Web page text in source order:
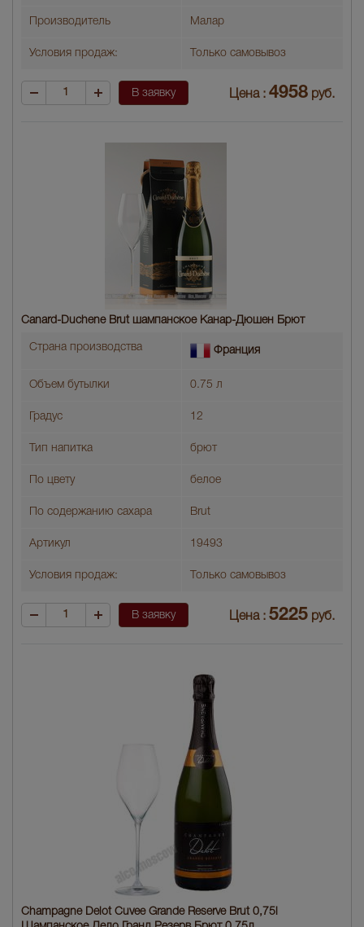
Производитель Малар
Условия продаж: Только самовывоз
В заявку Цена : 4958 руб.
Canard-Duchene Brut шампанское Канар-Дюшен Брют
Страна производства Франция
Объем бутылки 0.75 л
Градус 12
Тип напитка брют
По цвету белое
По содержанию сахара Brut
Артикул 19493
Условия продаж: Только самовывоз
В заявку Цена : 5225 руб.
Champagne Delot Cuvee Grande Reserve Brut 0,75l